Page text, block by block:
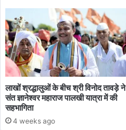
लाखों श्रद्धालुओं के बीच श्री विनोद तावड़े ने
संत ज्ञानेश्वर महाराज पालखी यात्रा में की
सहभागिता
4 weeks ago